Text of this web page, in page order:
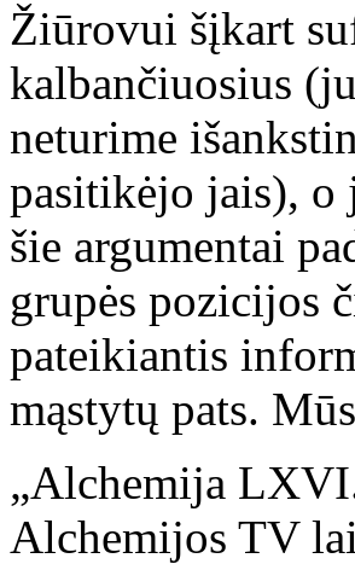
Žiūrovui šįkart
kalbančiuosius
neturime
pasitikėjo jais), o
šie argumentai
grupės pozicijos
pateikiantis
mąstytų pats.
„Alchemija
Alchemijos TV